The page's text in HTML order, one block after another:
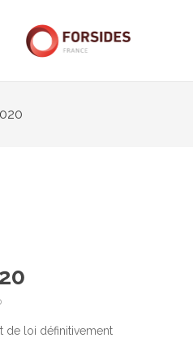
de loi définitivement